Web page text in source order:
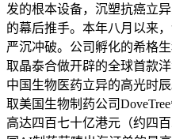
发的根本设备，沉塑抗癌立
的幕后推手。本年八月以来
严沉冲破。公司孵化的希格生
取晶泰合做开辟的全球首款
中国生物医药立异的高光时
取美国生物制药公司
高达四百七十亿港元（约四